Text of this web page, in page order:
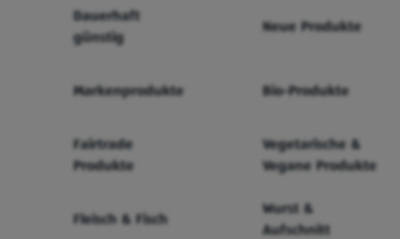
Dauerhaft
günstig
Neue Produkte
Markenprodukte Bio-Produkte
Fairtrade
Produkte
Vegetarische &
Vegane Produkte
Fleisch & Fisch
Wurst &
Aufschnitt